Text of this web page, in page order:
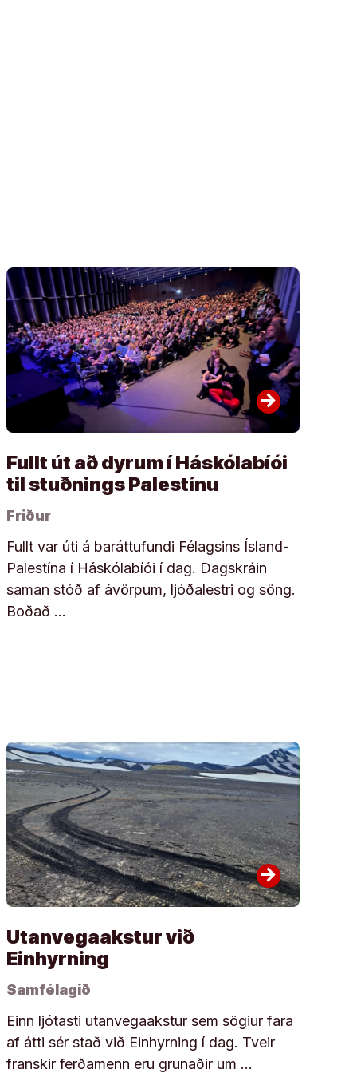
arrow_forward
Fullt út að dyrum í Háskólabíói
til stuðnings Palestínu
Friður
Fullt var úti á baráttufundi Félagsins Ísland-
Palestína í Háskólabíói í dag. Dagskráin
saman stóð af ávörpum, ljóðalestri og söng.
Boðað …
arrow_forward
Utanvegaakstur við
Einhyrning
Samfélagið
Einn ljótasti utanvegaakstur sem sögiur fara
af átti sér stað við Einhyrning í dag. Tveir
franskir ferðamenn eru grunaðir um …